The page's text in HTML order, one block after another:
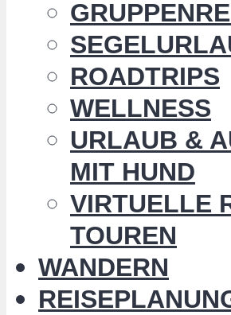
ROADTRIPS
WELLNESS
URLAUB &
MIT HUND
VIRTUELLE
TOUREN
WANDERN